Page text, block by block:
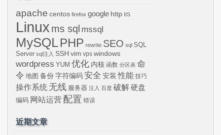
apache centos firefox google http IIS
Linux ms sql mssql
MySQLPHP rewrite SEO sql SQL
Server sql注入 SSH vim vps windows
wordpress YUM 优化 内核 函数 分区表 命
令 地图 备份 字符编码 安全 安装 性能 技巧
操作系统 无线 服务器 注入 百度 破解硬盘
编码 网站运营 配置 错误
近期文章